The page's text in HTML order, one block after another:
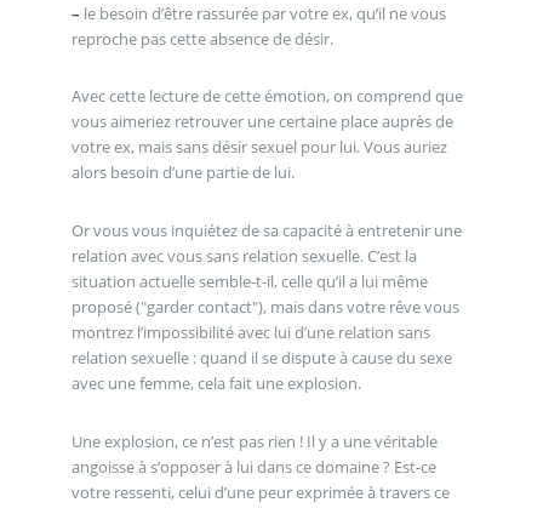
– le besoin d’être rassurée par votre ex, qu’il ne vous
reproche pas cette absence de désir.
Avec cette lecture de cette émotion, on comprend que
vous aimeriez retrouver une certaine place auprès de
votre ex, mais sans désir sexuel pour lui. Vous auriez
alors besoin d’une partie de lui.
Or vous vous inquiétez de sa capacité à entretenir une
relation avec vous sans relation sexuelle. C’est la
situation actuelle semble-t-il, celle qu’il a lui même
proposé ("garder contact"), mais dans votre rêve vous
montrez l’impossibilité avec lui d’une relation sans
relation sexuelle : quand il se dispute à cause du sexe
avec une femme, cela fait une explosion.
Une explosion, ce n’est pas rien ! Il y a une véritable
angoisse à s’opposer à lui dans ce domaine ? Est-ce
votre ressenti, celui d’une peur exprimée à travers ce